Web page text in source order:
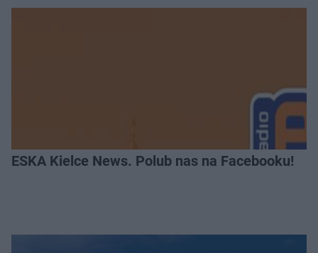
ESKA Kielce News. Polub nas na Facebooku!